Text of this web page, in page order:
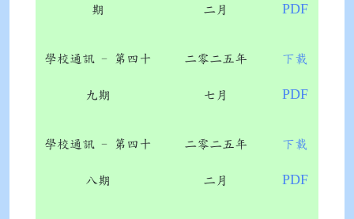
期 二月 PDF
學校通訊 - 第四十
九期
二零二五年
七月
下載
PDF
學校通訊 - 第四十
八期
二零二五年
二月
下載
PDF